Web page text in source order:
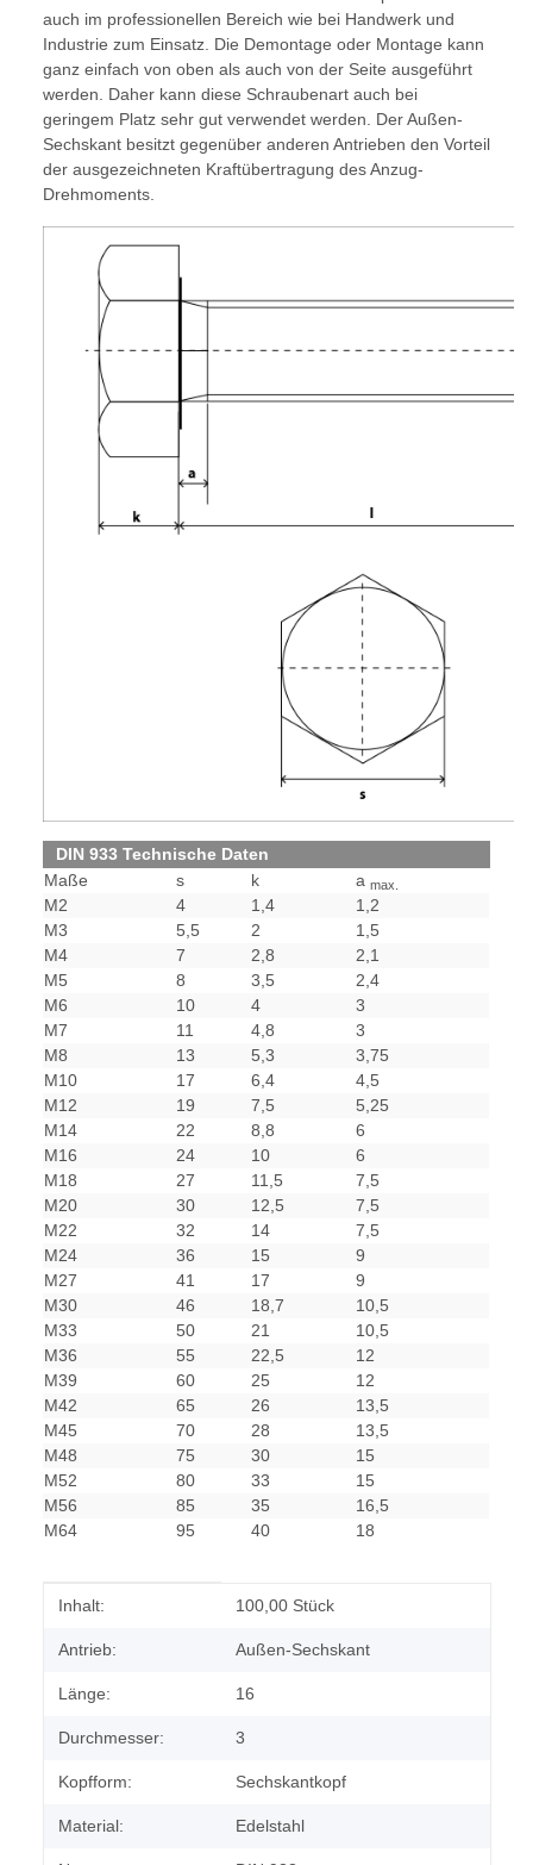
auch im professionellen Bereich wie bei Handwerk und
Industrie zum Einsatz. Die Demontage oder Montage kann
ganz einfach von oben als auch von der Seite ausgeführt
werden. Daher kann diese Schraubenart auch bei
geringem Platz sehr gut verwendet werden. Der Außen-
Sechskant besitzt gegenüber anderen Antrieben den Vorteil
der ausgezeichneten Kraftübertragung des Anzug-
Drehmoments.
DIN 933 Technische Daten
Maße
s k a max.
M2 4 1,4
1,2
M3
5,5 2
1,5
M4
7 2,8
2,1
M5
8 3,5
2,4
M6
10 4
3
M7
11 4,8
3
M8
13 5,3
3,75
M10
17 6,4
4,5
M12
19 7,5
5,25
M14
22 8,8
6
M16
24 10
6
M18
27 11,5
7,5
M20
30 12,5
7,5
M22
32 14
7,5
M24
36 15
9
M27
41 17
9
M30
46 18,7
10,5
M33
50 21
10,5
M36
55 22,5
12
M39
60 25
12
M42
65 26
13,5
M45
70 28
13,5
M48
75 30
15
M52
80 33
15
M56
85 35
16,5
M64
95 40 18
Produkteigenschaft
Wert
Inhalt: 100,00 Stück
Antrieb: Außen-Sechskant
Länge: 16
Durchmesser: 3
Kopfform: Sechskantkopf
Material: Edelstahl